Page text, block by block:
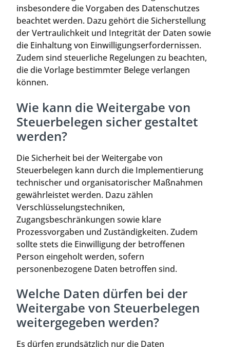
insbesondere die Vorgaben des Datenschutzes
beachtet werden. Dazu gehört die Sicherstellung
der Vertraulichkeit und Integrität der Daten sowie
die Einhaltung von Einwilligungserfordernissen.
Zudem sind steuerliche Regelungen zu beachten,
die die Vorlage bestimmter Belege verlangen
können.
Wie kann die Weitergabe von
Steuerbelegen sicher gestaltet
werden?
Die Sicherheit bei der Weitergabe von
Steuerbelegen kann durch die Implementierung
technischer und organisatorischer Maßnahmen
gewährleistet werden. Dazu zählen
Verschlüsselungstechniken,
Zugangsbeschränkungen sowie klare
Prozessvorgaben und Zuständigkeiten. Zudem
sollte stets die Einwilligung der betroffenen
Person eingeholt werden, sofern
personenbezogene Daten betroffen sind.
Welche Daten dürfen bei der
Weitergabe von Steuerbelegen
weitergegeben werden?
Es dürfen grundsätzlich nur die Daten